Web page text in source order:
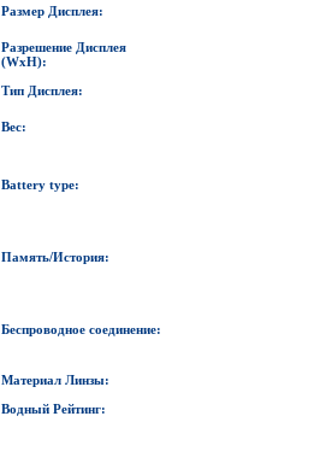
Размер Дисплея:
Разрешение Дисплея
(WxH):
Тип Дисплея:
Вес:
Battery type:
Память/История:
Беспроводное соединение:
Материал Линзы:
Водный Рейтинг: